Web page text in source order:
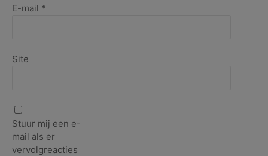
E-mail *
Site
Stuur mij een e-
mail als er
vervolgreacties